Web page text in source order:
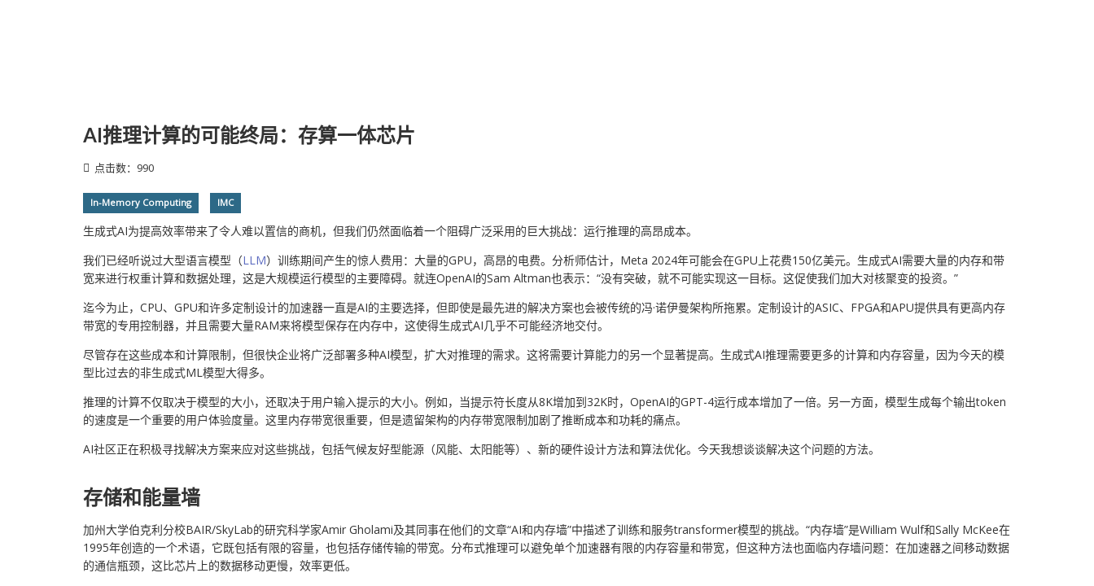
AI推理计算的可能终局：存算一体芯片
点击数：990
In-Memory Computing IMC
生成式AI为提高效率带来了令人难以置信的商机，但我们仍然面临着一个阻碍广泛采用的巨大挑战：运行推理的高昂成本。
我们已经听说过大型语言模型（LLM）训练期间产生的惊人费用：大量的GPU，高昂的电费。分析师估计，Meta 2024年可能会在GPU上花费150亿美元。生成式AI需要大量的内存和带
宽来进行权重计算和数据处理，这是大规模运行模型的主要障碍。就连OpenAI的Sam Altman也表示：“没有突破，就不可能实现这一目标。这促使我们加大对核聚变的投资。”
迄今为止，CPU、GPU和许多定制设计的加速器一直是AI的主要选择，但即使是最先进的解决方案也会被传统的冯·诺伊曼架构所拖累。定制设计的ASIC、FPGA和APU提供具有更高内存
带宽的专用控制器，并且需要大量RAM来将模型保存在内存中，这使得生成式AI几乎不可能经济地交付。
尽管存在这些成本和计算限制，但很快企业将广泛部署多种AI模型，扩大对推理的需求。这将需要计算能力的另一个显著提高。生成式AI推理需要更多的计算和内存容量，因为今天的模
型比过去的非生成式ML模型大得多。
推理的计算不仅取决于模型的大小，还取决于用户输入提示的大小。例如，当提示符长度从8K增加到32K时，OpenAI的GPT-4运行成本增加了一倍。另一方面，模型生成每个输出token
的速度是一个重要的用户体验度量。这里内存带宽很重要，但是遗留架构的内存带宽限制加剧了推断成本和功耗的痛点。
AI社区正在积极寻找解决方案来应对这些挑战，包括气候友好型能源（风能、太阳能等）、新的硬件设计方法和算法优化。今天我想谈谈解决这个问题的方法。
存储和能量墙
加州大学伯克利分校BAIR/SkyLab的研究科学家Amir Gholami及其同事在他们的文章“AI和内存墙”中描述了训练和服务transformer模型的挑战。“内存墙”是William Wulf和Sally McKee在
1995年创造的一个术语，它既包括有限的容量，也包括存储传输的带宽。分布式推理可以避免单个加速器有限的内存容量和带宽，但这种方法也面临内存墙问题：在加速器之间移动数据
的通信瓶颈，这比芯片上的数据移动更慢，效率更低。